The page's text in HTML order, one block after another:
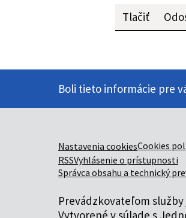
Tlačiť
Boli tieto informácie pre
Nastavenia cookiesCookies
RSSVyhlásenie o prístupnosti
Správca obsahu a technický
Prevádzkovateľom
Vytvorené v súlade s